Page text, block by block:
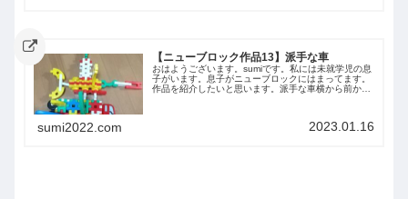
【ニューブロック作品13】派手な車
おはようございます。sumiです。私には未就学児の息
子がいます。息子がニューブロックにはまってます。
作品を紹介したいと思います。派手な車横から前から
sumi2022.com 2023.01.16